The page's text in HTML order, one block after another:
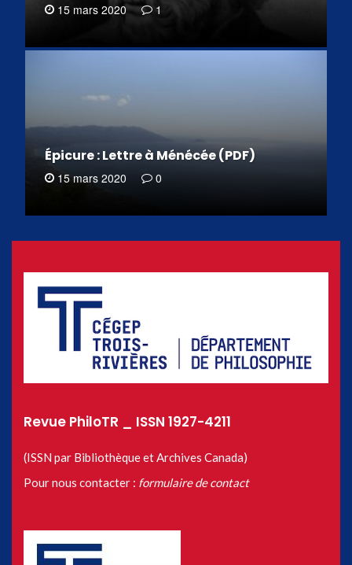
15 mars 2020 1
Épicure : Lettre à Ménécée (PDF)
15 mars 2020 0
Revue PhiloTR _ ISSN 1927-4211
(ISSN par Bibliothèque et Archives Canada)
Pour nous contacter : formulaire de contact